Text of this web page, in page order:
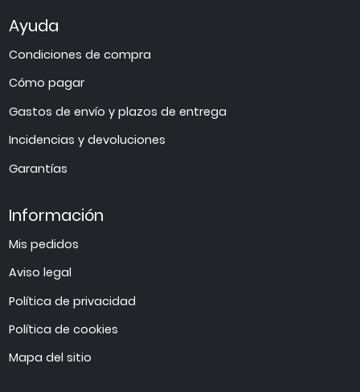
Ayuda
Condiciones de compra
Cómo pagar
Gastos de envío y plazos de entrega
Incidencias y devoluciones
Garantías
Información
Mis pedidos
Aviso legal
Política de privacidad
Política de cookies
Mapa del sitio